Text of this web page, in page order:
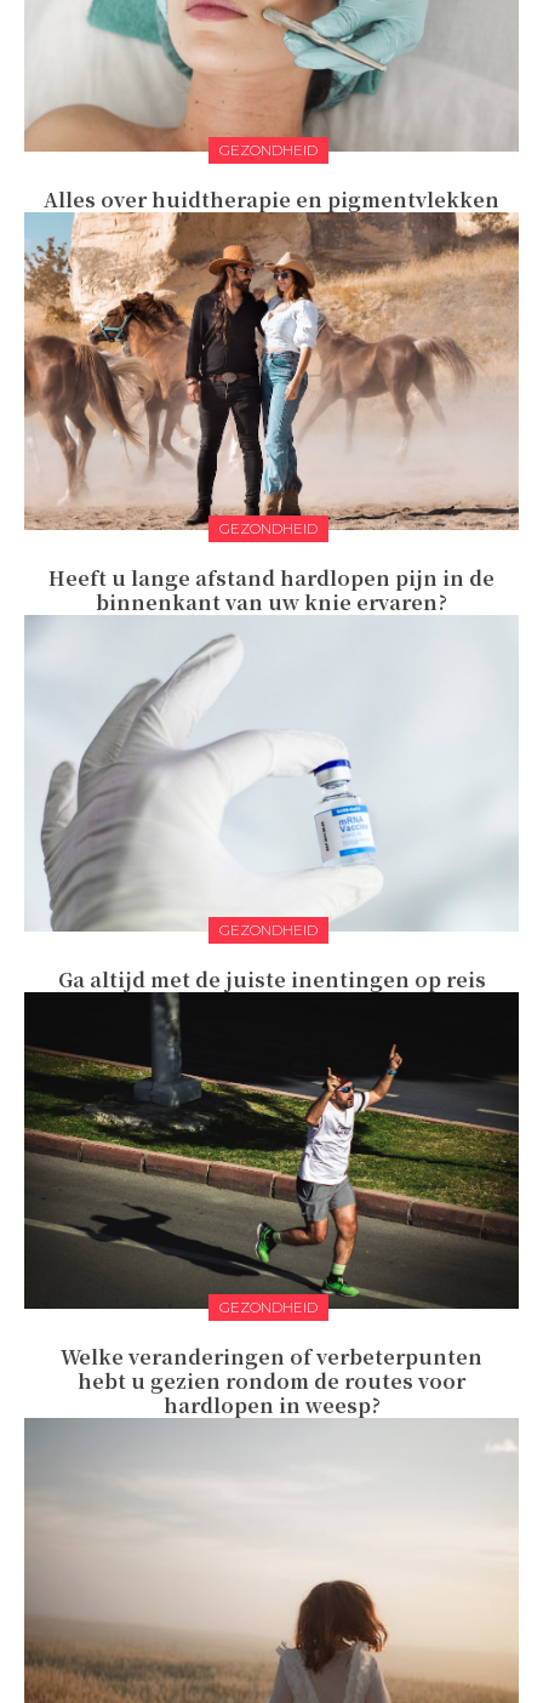
GEZONDHEID
Alles over huidtherapie en pigmentvlekken
GEZONDHEID
Heeft u lange afstand hardlopen pijn in de
binnenkant van uw knie ervaren?
GEZONDHEID
Ga altijd met de juiste inentingen op reis
GEZONDHEID
Welke veranderingen of verbeterpunten
hebt u gezien rondom de routes voor
hardlopen in weesp?